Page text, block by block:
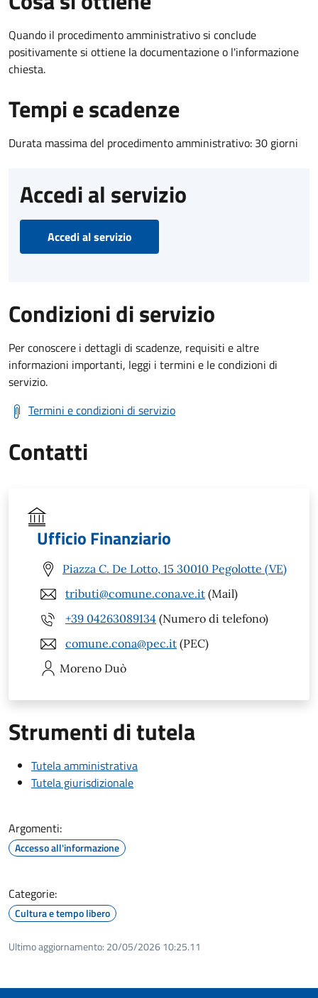
Quando il procedimento amministrativo si conclude
positivamente si ottiene la documentazione o l'informazione
chiesta.
Tempi e scadenze
Durata massima del procedimento amministrativo: 30 giorni
Accedi al servizio
Accedi al servizio
Condizioni di servizio
Per conoscere i dettagli di scadenze, requisiti e altre
informazioni importanti, leggi i termini e le condizioni di
servizio.
Termini e condizioni di servizio
Contatti
Ufficio Finanziario
Piazza C. De Lotto, 15 30010 Pegolotte (VE)
tributi@comune.cona.ve.it (Mail)
+39 04263089134 (Numero di telefono)
comune.cona@pec.it (PEC)
Moreno Duò
Strumenti di tutela
Tutela amministrativa
Tutela giurisdizionale
Argomenti:
Accesso all'informazione
Categorie:
Cultura e tempo libero
Ultimo aggiornamento: 20/05/2026 10:25.11